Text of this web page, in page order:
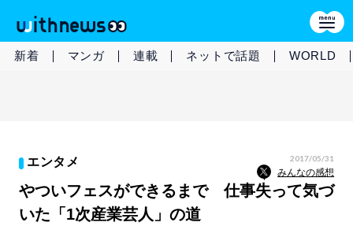
新着 マンガ 連載 ネットで話題 WORLD
エンタメ 2017/05/31
みんなの感想
やついフェスができるまで 仕事失って気づ
いた「1次産業芸人」の道